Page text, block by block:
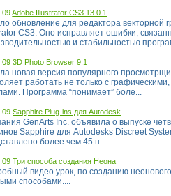
Adobe Illustrator CS3 13.0.1
обновление для редактора векторной
CS3. Оно исправляет ошибки,
и стабильностью
3D Photo Browser 9.1
новая версия популярного
работать не только с
Программа “понимает” боле...
Sapphire Plug-ins для Autodesk
GenArts Inc. объявила о выпуске
Sapphire для Autodesks Discreet
более чем 45 н...
Три способа создания Неона
видео урок, по созданию
способами....